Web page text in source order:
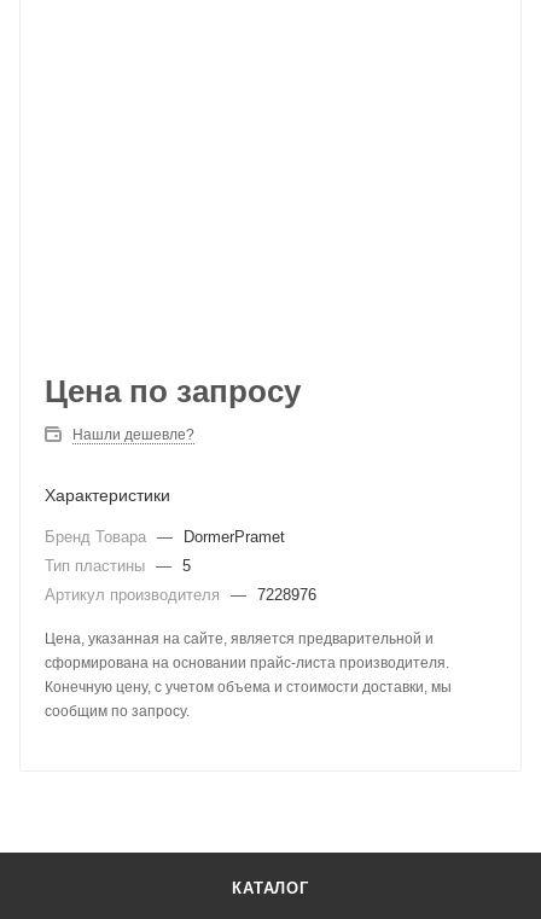
Цена по запросу
Нашли дешевле?
Характеристики
Бренд Товара —
DormerPramet
Тип пластины — 5
Артикул производителя
— 7228976
Цена, указанная на сайте, является предварительной и
сформирована на основании прайс-листа производителя.
Конечную цену, с учетом объема и стоимости доставки, мы
сообщим по запросу.
КАТАЛОГ